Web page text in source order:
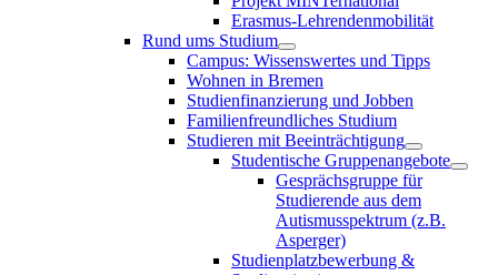
Erasmus-Lehrendenmobilität
Rund ums Studium
Campus: Wissenswertes und Tipps
Wohnen in Bremen
Studienfinanzierung und Jobben
Familienfreundliches Studium
Studieren mit Beeinträchtigung
Studentische Gruppenangebote
Gesprächsgruppe für
Studierende aus dem
Autismusspektrum (z.B.
Asperger)
Studienplatzbewerbung &